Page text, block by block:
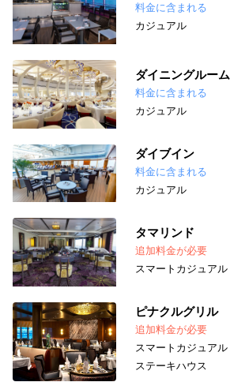
料金に含まれる
カジュアル
ダイニングルーム
料金に含まれる
カジュアル
ダイブイン
料金に含まれる
カジュアル
タマリンド
追加料金が必要
スマートカジュアル
ピナクルグリル
追加料金が必要
スマートカジュアル
ステーキハウス